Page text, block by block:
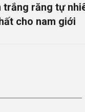
trắng răng tự
cho nam giới